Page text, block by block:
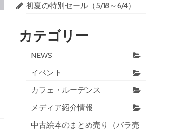
初夏の特別セール（5/18～6/4）
カテゴリー
NEWS
イベント
カフェ・ルーデンス
メディア紹介情報
中古絵本のまとめ売り（バラ売